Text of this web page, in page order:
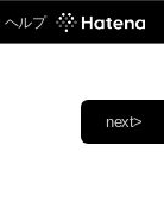
ヘルプ
next>